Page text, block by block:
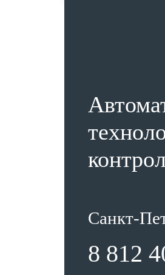
Санкт-
8 812